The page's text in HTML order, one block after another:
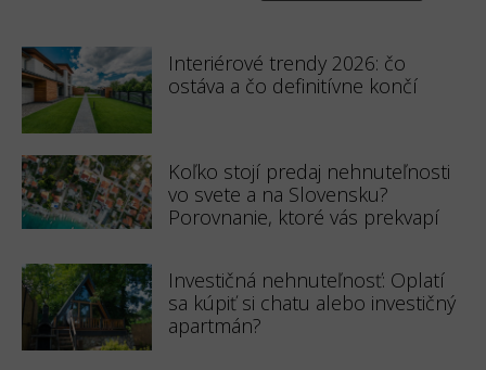
Interiérové trendy 2026: čo
ostáva a čo definitívne končí
Koľko stojí predaj nehnuteľnosti
vo svete a na Slovensku?
Porovnanie, ktoré vás prekvapí
Investičná nehnuteľnosť: Oplatí
sa kúpiť si chatu alebo investičný
apartmán?